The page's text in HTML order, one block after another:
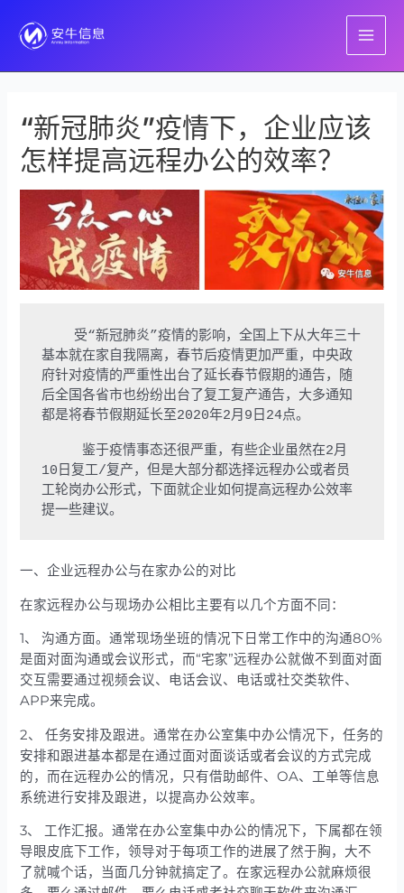
容
“新冠肺炎”疫情下，企业应该
怎样提高远程办公的效率？
基本就在家自我隔离，春节后疫情更加严重，中央政
府针对疫情的严重性出台了延长春节假期的通告，随
后全国各省市也纷纷出台了复工复产通告，大多通知
都是将春节假期延长至2020年2月9日24点。
10日复工/复产，但是大部分都选择远程办公或者员
工轮岗办公形式，下面就企业如何提高远程办公效率
提一些建议。
一、企业远程办公与在家办公的对比
在家远程办公与现场办公相比主要有以几个方面不同：
1、 沟通方面。通常现场坐班的情况下日常工作中的沟通80%
是面对面沟通或会议形式，而“宅家”远程办公就做不到面对面
交互需要通过视频会议、电话会议、电话或社交类软件、
APP来完成。
2、 任务安排及跟进。通常在办公室集中办公情况下，任务的
安排和跟进基本都是在通过面对面谈话或者会议的方式完成
的，而在远程办公的情况，只有借助邮件、OA、工单等信息
系统进行安排及跟进，以提高办公效率。
3、 工作汇报。通常在办公室集中办公的情况下，下属都在领
导眼皮底下工作，领导对于每项工作的进展了然于胸，大不
了就喊个话，当面几分钟就搞定了。在家远程办公就麻烦很